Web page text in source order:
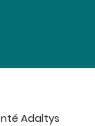
Adaltys